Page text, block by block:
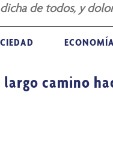
dicha de todos, y
ECONOMÍA
largo camino